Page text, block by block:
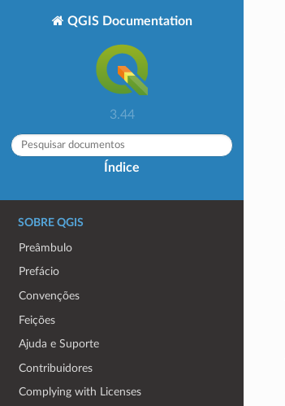
QGIS Documentation
3.44
Índice
SOBRE QGIS
Preâmbulo
Prefácio
Convenções
Feições
Ajuda e Suporte
Contribuidores
Complying with Licenses